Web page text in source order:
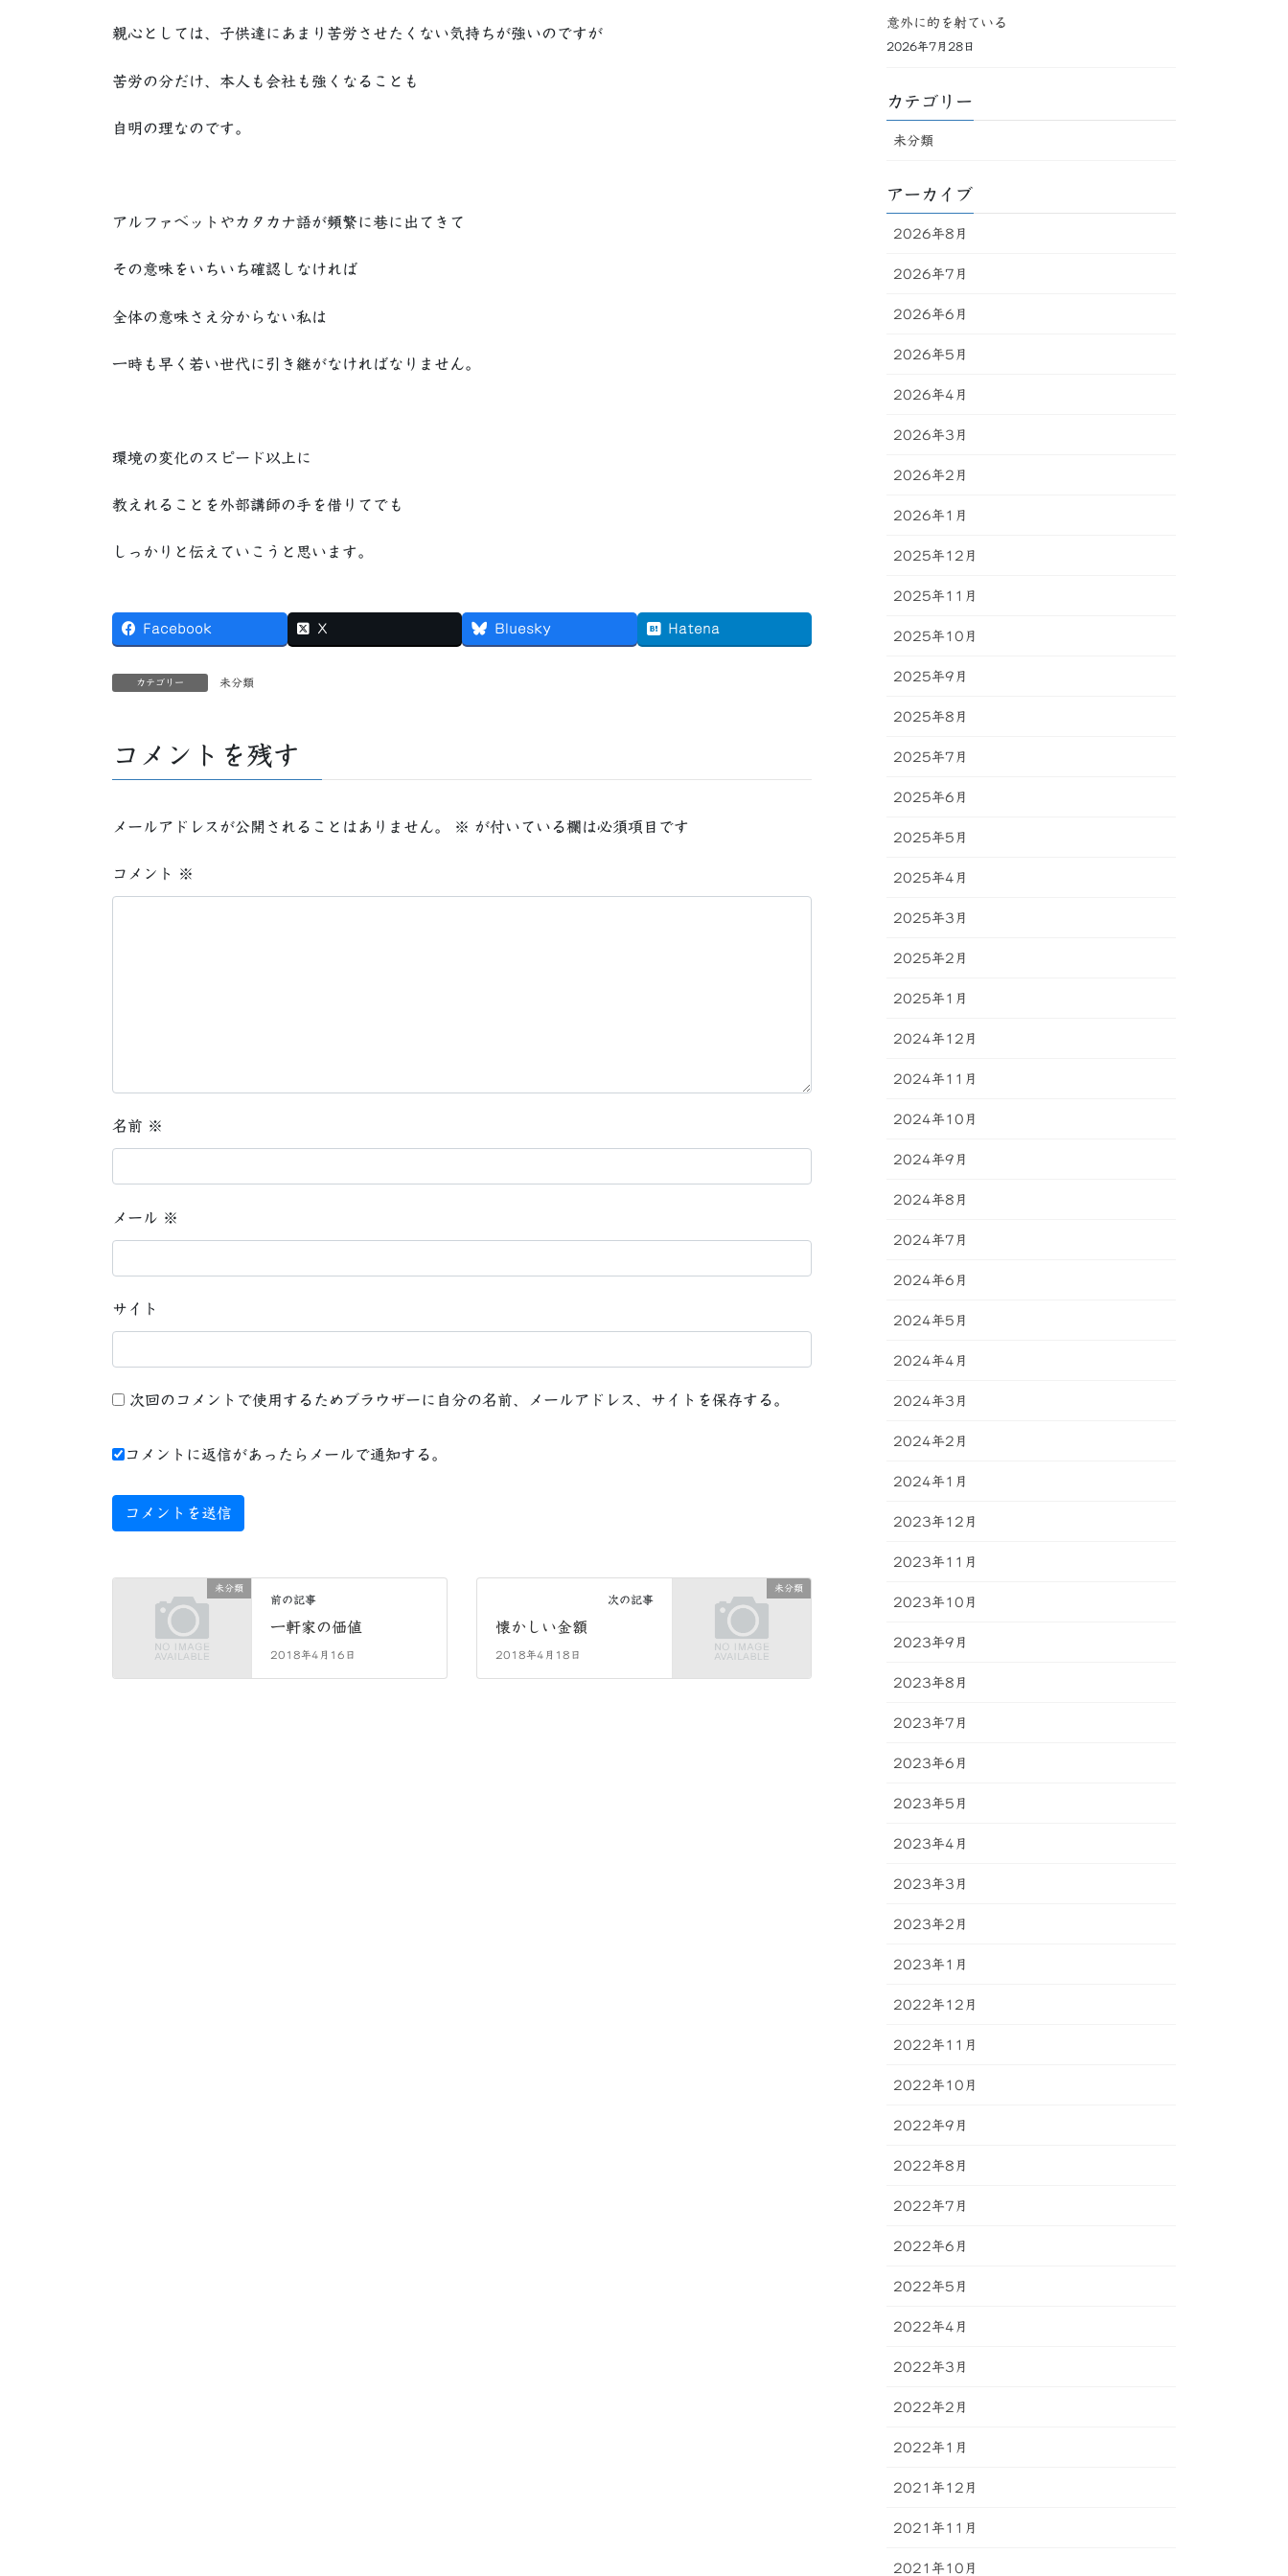
親心としては、子供達にあまり苦労させたくない気持ちが強いのですが
苦労の分だけ、本人も会社も強くなることも
自明の理なのです。
アルファベットやカタカナ語が頻繁に巷に出てきて
その意味をいちいち確認しなければ
全体の意味さえ分からない私は
一時も早く若い世代に引き継がなければなりません。
環境の変化のスピード以上に
教えれることを外部講師の手を借りてでも
しっかりと伝えていこうと思います。
Facebook X Bluesky Hatena
カテゴリー 未分類
コメントを残す
メールアドレスが公開されることはありません。 ※ が付いている欄は必須項目です
コメント ※
名前 ※
メール ※
サイト
次回のコメントで使用するためブラウザーに自分の名前、メールアドレス、サイトを保存する。
コメントに返信があったらメールで通知する。
未分類
前の記事
一軒家の価値
2018年4月16日
未分類
次の記事
懐かしい金額
2018年4月18日
意外に的を射ている
2026年7月28日
カテゴリー
未分類
アーカイブ
2026年8月
2026年7月
2026年6月
2026年5月
2026年4月
2026年3月
2026年2月
2026年1月
2025年12月
2025年11月
2025年10月
2025年9月
2025年8月
2025年7月
2025年6月
2025年5月
2025年4月
2025年3月
2025年2月
2025年1月
2024年12月
2024年11月
2024年10月
2024年9月
2024年8月
2024年7月
2024年6月
2024年5月
2024年4月
2024年3月
2024年2月
2024年1月
2023年12月
2023年11月
2023年10月
2023年9月
2023年8月
2023年7月
2023年6月
2023年5月
2023年4月
2023年3月
2023年2月
2023年1月
2022年12月
2022年11月
2022年10月
2022年9月
2022年8月
2022年7月
2022年6月
2022年5月
2022年4月
2022年3月
2022年2月
2022年1月
2021年12月
2021年11月
2021年10月